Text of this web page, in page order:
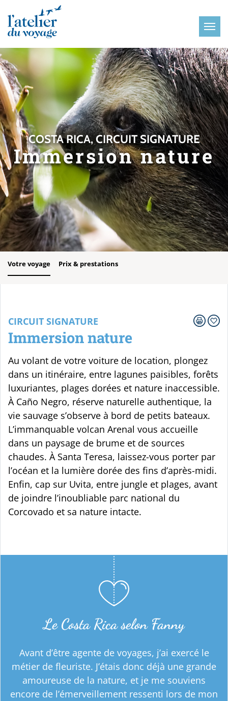
COSTA RICA, CIRCUIT SIGNATURE
Immersion nature
Votre voyage Prix & prestations
CIRCUIT SIGNATURE
Immersion nature
Au volant de votre voiture de location, plongez
dans un itinéraire, entre lagunes paisibles, forêts
luxuriantes, plages dorées et nature inaccessible.
À Caño Negro, réserve naturelle authentique, la
vie sauvage s’observe à bord de petits bateaux.
L’immanquable volcan Arenal vous accueille
dans un paysage de brume et de sources
chaudes. À Santa Teresa, laissez-vous porter par
l’océan et la lumière dorée des fins d’après-midi.
Enfin, cap sur Uvita, entre jungle et plages, avant
de joindre l’inoubliable parc national du
Corcovado et sa nature intacte.
Le Costa Rica selon Fanny
Avant d’être agente de voyages, j’ai exercé le
métier de fleuriste. J’étais donc déjà une grande
amoureuse de la nature, et je me souviens
encore de l’émerveillement ressenti lors de mon
Panneau de gestion des cookies